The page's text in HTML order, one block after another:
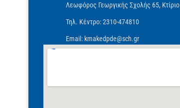
Λεωφόρος Γεωργικής Σχολής 65,
Τηλ. Κέντρο: 2310-474810
Email: kmakedpde@sch.gr